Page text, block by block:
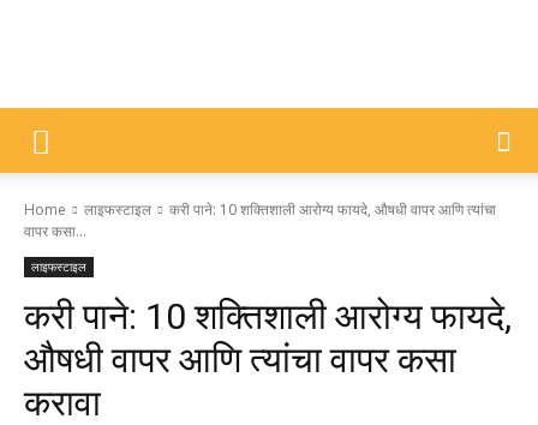
DIVYAJYOTI
SAMACHAR
Home लाइफस्टाइल
करी पाने: 10 शक्तिशाली आरोग्य फायदे, औषधी वापर आणि त्यांचा
वापर कसा...
लाइफस्टाइल
करी पाने: 10 शक्तिशाली आरोग्य फायदे,
औषधी वापर आणि त्यांचा वापर कसा
करावा